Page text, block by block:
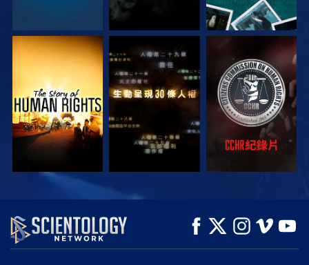
觀看 觀看 觀看
觀看 探索系列節目